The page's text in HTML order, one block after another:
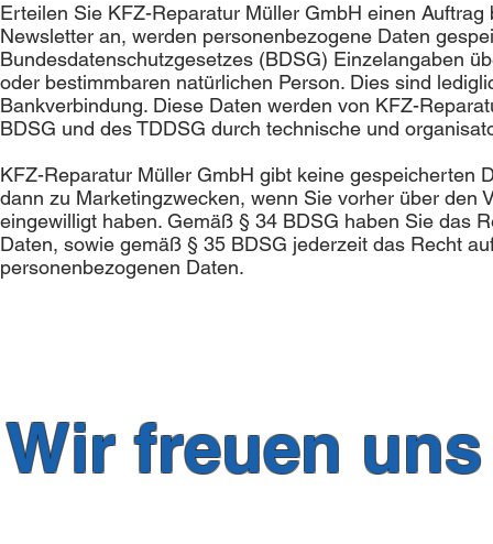
Erteilen Sie KFZ-Reparatur Müller GmbH einen
Newsletter an, werden personenbezogene Daten
Bundesdatenschutzgesetzes (BDSG) Einzelangaben
oder bestimmbaren natürlichen Person. Dies sind
Bankverbindung. Diese Daten werden von KFZ-
BDSG und des TDDSG durch technische und
KFZ-Reparatur Müller GmbH gibt keine gespeicherten
dann zu Marketingzwecken, wenn Sie vorher über den
eingewilligt haben. Gemäß § 34 BDSG haben Sie das
Daten, sowie gemäß § 35 BDSG jederzeit das Recht
personenbezogenen Daten.
Wir freuen